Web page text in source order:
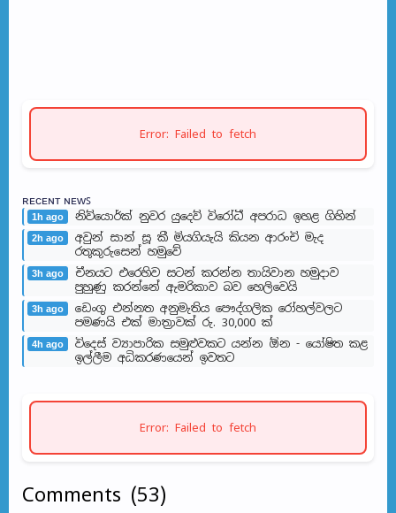
Error: Failed to fetch
ʀᴇᴄᴇɴᴛ ɴᴇᴡꜱ
1h ago නිව්යොර්ක් නුවර යුදෙව් විරෝධී අපරාධ ඉහළ ගිහින්
2h ago
අවුන් සාන් සූ කී මියගියැයි කියන ආරංචි මැද
රතුකුරුසෙන් හමුවේ
3h ago
චීනයට එරෙහිව සටන් කරන්න තායිවාන හමුදාව
පුහුණු කරන්නේ ඇමරිකාව බව හෙලිවෙයි
3h ago
ඩෙංගු එන්නත අනුමැතිය පෞද්ගලික රෝහල්වලට
පමණයි එක් මාත්‍රාවක් රු. 30,000 ක්
4h ago
විදෙස් ව්‍යාපාරික සමුළුවකට යන්න ඕන - යෝෂිත කළ
ඉල්ලීම අධිකරණයෙන් ඉවතට
Error: Failed to fetch
Comments (53)